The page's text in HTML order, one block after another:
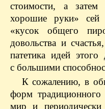
стоимости, а затем
хорошие руки» сей
«кусок общего
довольства и
патетика идей
с большими
К сожалению, в
форм традиционного
мир и